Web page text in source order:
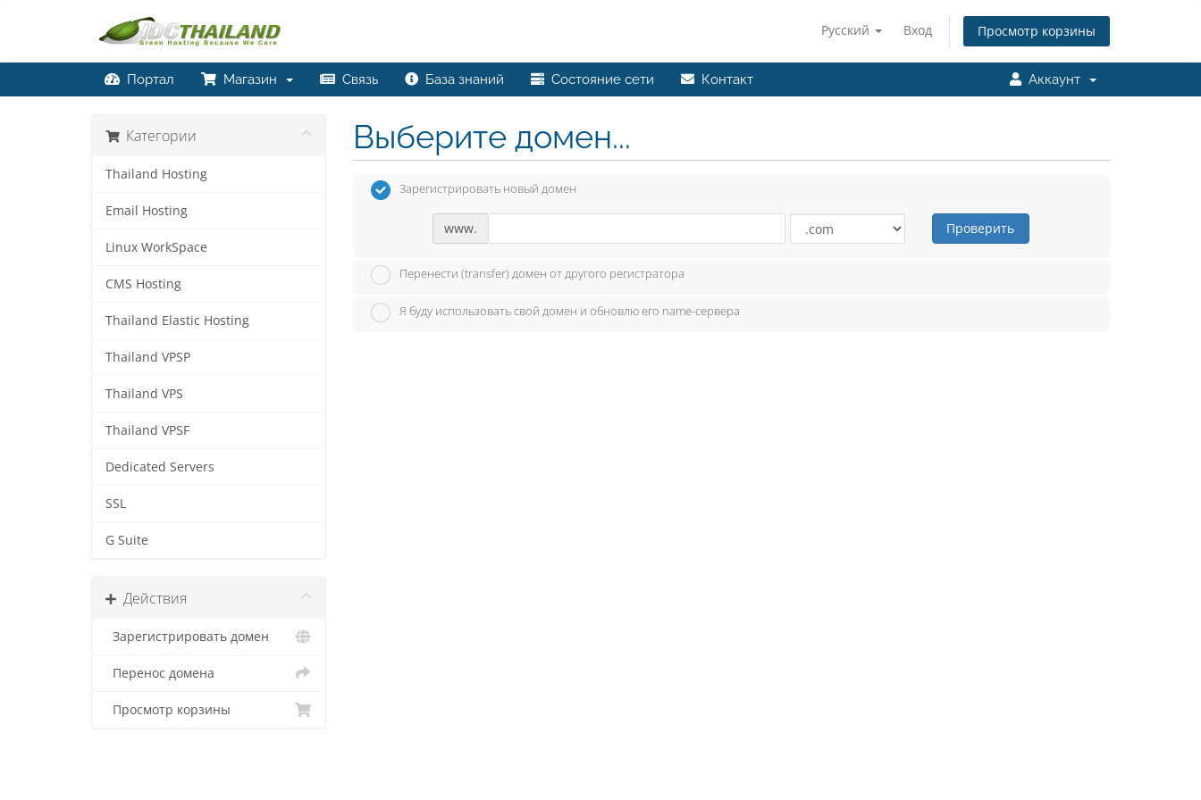
Русский Вход Просмотр корзины
Портал Магазин Связь База знаний Состояние сети Контакт Аккаунт
Категории
Thailand Hosting
Email Hosting
Linux WorkSpace
CMS Hosting
Thailand Elastic Hosting
Thailand VPSP
Thailand VPS
Thailand VPSF
Dedicated Servers
SSL
G Suite
Действия
Зарегистрировать домен
Перенос домена
Просмотр корзины
Выберите домен...
Зарегистрировать новый домен
www. Проверить
Перенести (transfer) домен от другого регистратора
Я буду использовать свой домен и обновлю его name-сервера